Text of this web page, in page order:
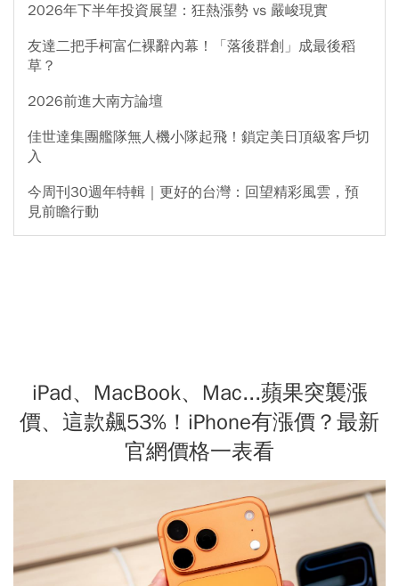
2026年下半年投資展望：狂熱漲勢 vs 嚴峻現實
友達二把手柯富仁裸辭內幕！「落後群創」成最後稻
草？
2026前進大南方論壇
佳世達集團艦隊無人機小隊起飛！鎖定美日頂級客戶切
入
今周刊30週年特輯｜更好的台灣：回望精彩風雲，預
見前瞻行動
iPad、MacBook、Mac...蘋果突襲漲
價、這款飆53%！iPhone有漲價？最新
官網價格一表看